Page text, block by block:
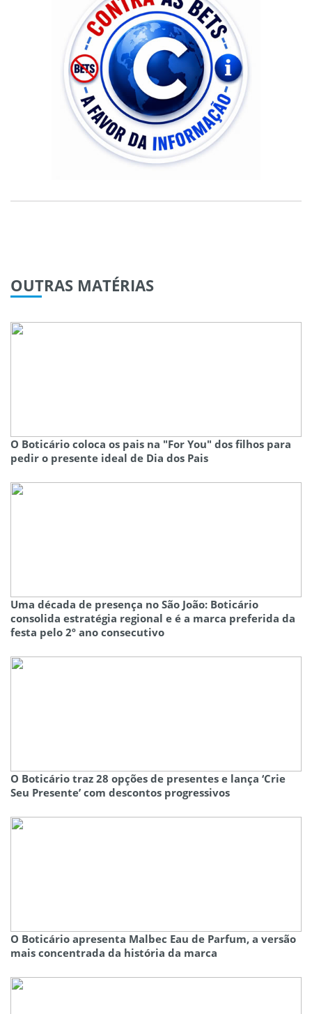
OUTRAS MATÉRIAS
O Boticário coloca os pais na "For You" dos filhos para
pedir o presente ideal de Dia dos Pais
Uma década de presença no São João: Boticário
consolida estratégia regional e é a marca preferida da
festa pelo 2º ano consecutivo
O Boticário traz 28 opções de presentes e lança ‘Crie
Seu Presente’ com descontos progressivos
O Boticário apresenta Malbec Eau de Parfum, a versão
mais concentrada da história da marca